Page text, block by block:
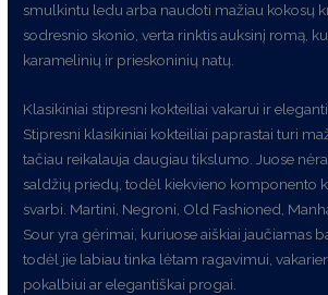
smulkintu ledu arba naudoti mažiau kokosų
sodresnio skonio, verta rinktis auksinį romą,
karamelinių ir prieskoninių natų.
Klasikiniai stipresni kokteiliai vakarui ir
Stipresni klasikiniai kokteiliai paprastai turi
tačiau reikalauja daugiau tikslumo. Juose
saldžių priedų, todėl kiekvieno komponento
svarbi. Martini, Negroni, Old Fashioned,
Sour yra gėrimai, kuriuose aiškiai jaučiamas
todėl jie labiau tinka lėtam ragavimui,
pokalbiui ar elegantiškai progai.